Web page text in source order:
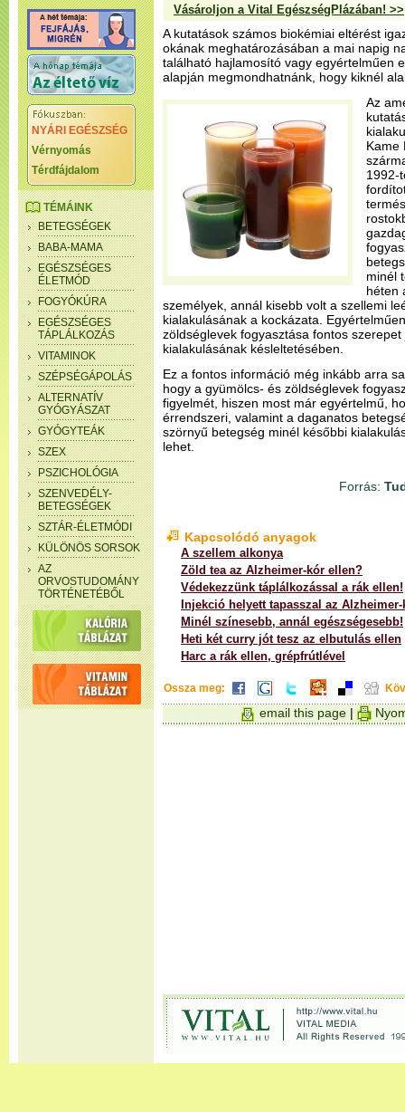
NYÁRI EGÉSZSÉG
Vérnyomás
Térdfájdalom
TÉMÁINK
BETEGSÉGEK
BABA-MAMA
EGÉSZSÉGES
ÉLETMÓD
FOGYÓKÚRA
EGÉSZSÉGES
TÁPLÁLKOZÁS
VITAMINOK
SZÉPSÉGÁPOLÁS
ALTERNATÍV
GYÓGYÁSZAT
GYÓGYTEÁK
SZEX
PSZICHOLÓGIA
SZENVEDÉLY-
BETEGSÉGEK
SZTÁR-ÉLETMÓDI
KÜLÖNÖS SORSOK
AZ
ORVOSTUDOMÁNY
TÖRTÉNETÉBŐL
Vásároljon a Vital EgészségPlázában! >>
A kutatások számos biokémiai eltérést
okának meghatározásában a mai napig
található hajlamosító vagy egyértelműen
alapján megmondhatnánk, hogy kiknél
Az
Kame
1992-
minél
héten
személyek, annál kisebb volt a szellemi
kialakulásának a kockázata.
zöldséglevek fogyasztása fontos
kialakulásának késleltetésében.
Ez a fontos információ még inkább arra
hogy a gyümölcs- és zöldséglevek
figyelmét, hiszen most már egyértelmű,
érrendszeri, valamint a daganatos
szörnyű betegség minél későbbi
lehet.
Forrás:
Kapcsolódó anyagok
A szellem alkonya
Zöld tea az Alzheimer-kór ellen?
Védekezzünk táplálkozással a rák ellen!
Injekció helyett tapasszal az
Minél színesebb, annál egészségesebb!
Heti két curry jót tesz az elbutulás ellen
Harc a rák ellen, grépfrútlével
Ossza meg:
email this page |